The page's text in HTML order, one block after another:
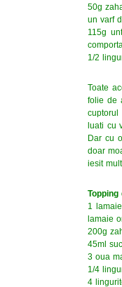
50g
un varf
115g
1/2
Toate
folie de
cuptorul
luati cu
Dar cu
doar
iesit
1
lamaie
200g
45ml
3 oua
1/4
4